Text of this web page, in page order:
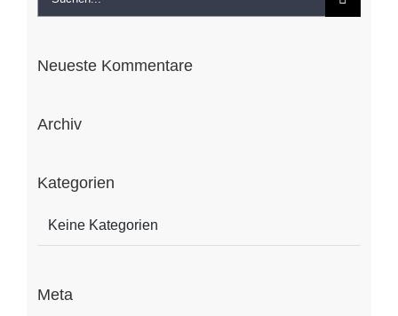
nach:
Neueste Kommentare
Archiv
Kategorien
Keine Kategorien
Meta